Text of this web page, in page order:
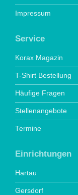
Impressum
Service
Korax Magazin
T-Shirt Bestellung
Häufige Fragen
Stellenangebote
Termine
Einrichtungen
Hartau
Gersdorf